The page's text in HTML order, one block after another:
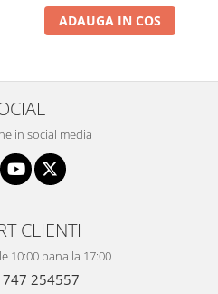
ADAUGA IN COS
in social media
CLIENTI
10:00 pana la 17:00
254557